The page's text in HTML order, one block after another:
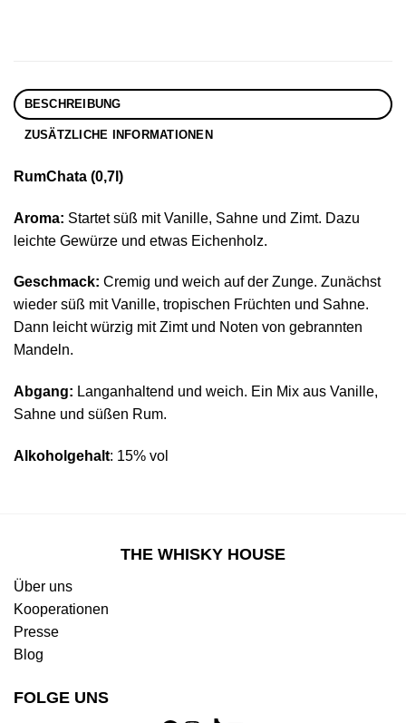
BESCHREIBUNG
ZUSÄTZLICHE INFORMATIONEN
RumChata (0,7l)
Aroma: Startet süß mit Vanille, Sahne und Zimt. Dazu
leichte Gewürze und etwas Eichenholz.
Geschmack: Cremig und weich auf der Zunge. Zunächst
wieder süß mit Vanille, tropischen Früchten und Sahne.
Dann leicht würzig mit Zimt und Noten von gebrannten
Mandeln.
Abgang: Langanhaltend und weich. Ein Mix aus Vanille,
Sahne und süßen Rum.
Alkoholgehalt: 15% vol
THE WHISKY HOUSE
Über uns
Kooperationen
Presse
Blog
FOLGE UNS